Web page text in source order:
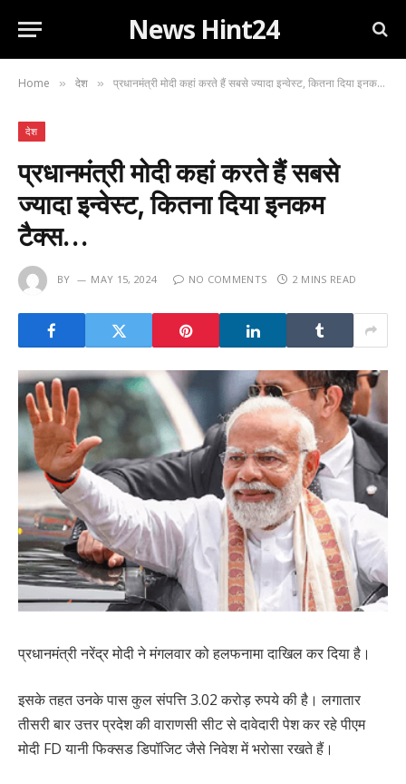
News Hint24
Home » देश » प्रधानमंत्री मोदी कहां करते हैं सबसे ज्यादा इन्वेस्ट, कितना दिया इनकम टैक्स…
देश
प्रधानमंत्री मोदी कहां करते हैं सबसे
ज्यादा इन्वेस्ट, कितना दिया इनकम
टैक्स…
BY MAY 15, 2024 NO COMMENTS 2 MINS READ
प्रधानमंत्री नरेंद्र मोदी ने मंगलवार को हलफनामा दाखिल कर दिया है।
इसके तहत उनके पास कुल संपत्ति 3.02 करोड़ रुपये की है। लगातार
तीसरी बार उत्तर प्रदेश की वाराणसी सीट से दावेदारी पेश कर रहे पीएम
मोदी FD यानी फिक्सड डिपॉजिट जैसे निवेश में भरोसा रखते हैं।